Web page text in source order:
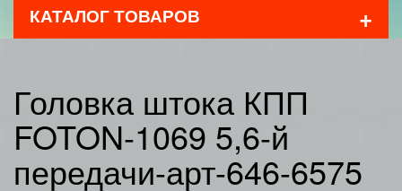
КАТАЛОГ ТОВАРОВ +
Головка штока КПП
FOTON-1069 5,6-й
передачи-арт-646-6575